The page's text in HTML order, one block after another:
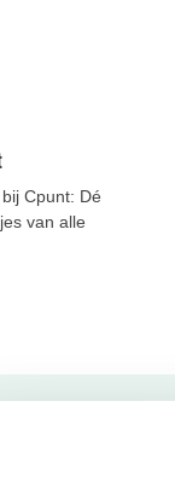
Cpunt: Dé
van alle